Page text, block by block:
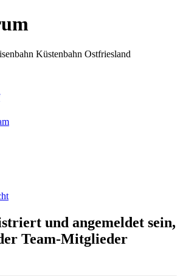
Küstenbahn Ostfriesland
und angemeldet sein,
Team-Mitglieder